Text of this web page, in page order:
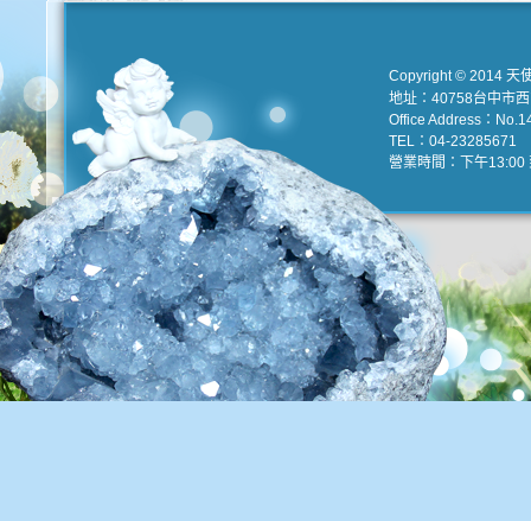
Copyright © 2014 天
地址：40758台中市
Office Address：
TEL：04-23285671
營業時間：下午13:00